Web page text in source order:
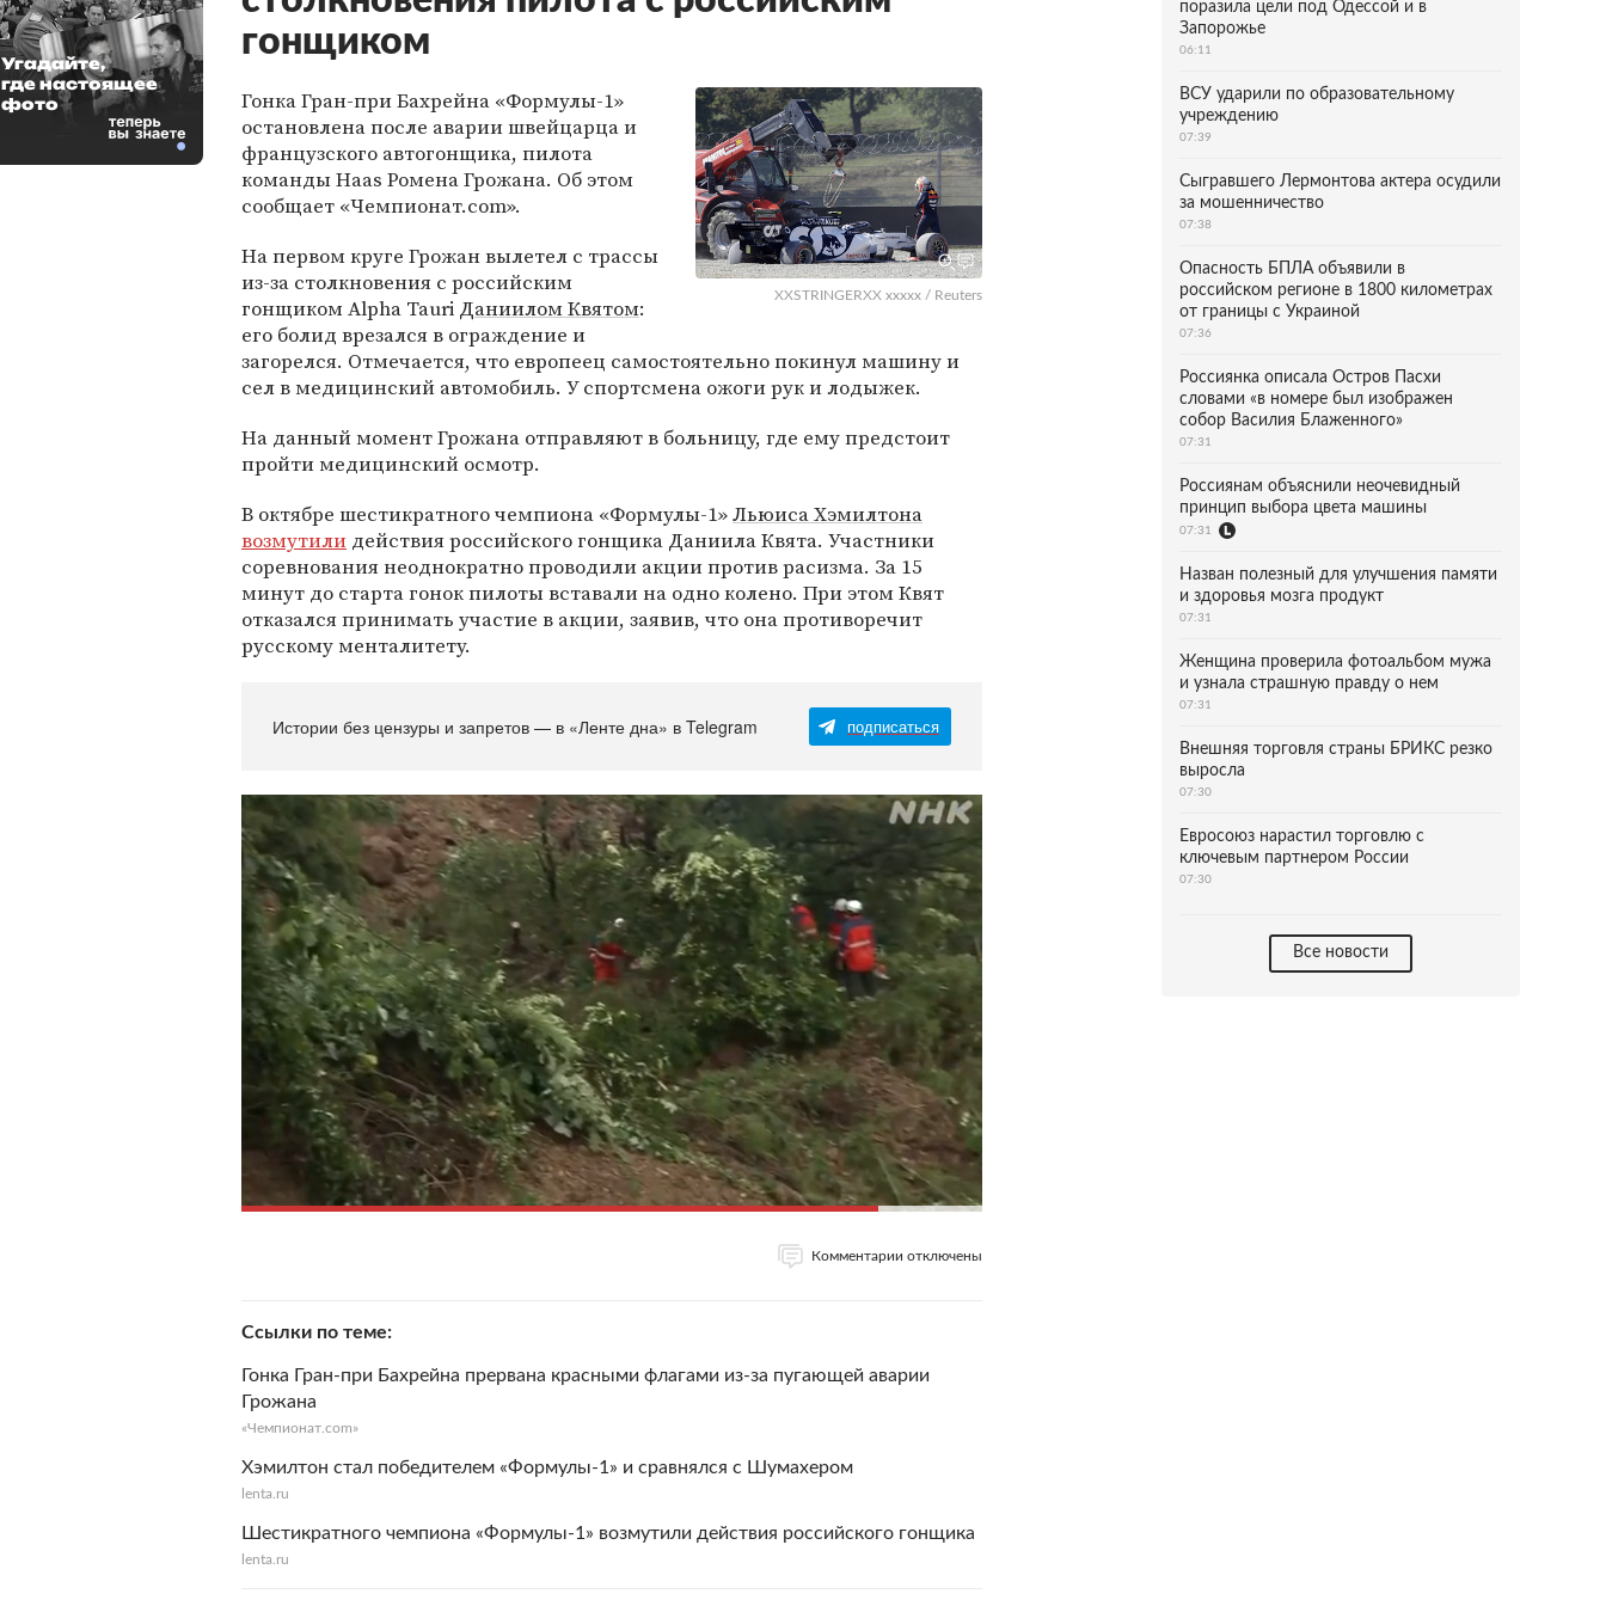
гонщиком
XXSTRINGERXX xxxxx / Reuters
Гонка Гран-при Бахрейна «Формулы-1»
остановлена после аварии швейцарца и
французского автогонщика, пилота
команды Haas Ромена Грожана. Об этом
сообщает «Чемпионат.com».
На первом круге Грожан вылетел с трассы
из-за столкновения с российским
гонщиком Alpha Tauri Даниилом Квятом:
его болид врезался в ограждение и
загорелся. Отмечается, что европеец самостоятельно покинул машину и
сел в медицинский автомобиль. У спортсмена ожоги рук и лодыжек.
На данный момент Грожана отправляют в больницу, где ему предстоит
пройти медицинский осмотр.
В октябре шестикратного чемпиона «Формулы-1»Льюиса Хэмилтона
возмутили действия российского гонщика Даниила Квята. Участники
соревнования неоднократно проводили акции против расизма. За 15
минут до старта гонок пилоты вставали на одно колено. При этом Квят
отказался принимать участие в акции, заявив, что она противоречит
русскому менталитету.
Истории без цензуры и запретов — в «Ленте дна» в Telegram подписаться
Комментарии отключены
Ссылки по теме
Гонка Гран-при Бахрейна прервана красными флагами из-за пугающей аварии
Грожана
«Чемпионат.com»
Хэмилтон стал победителем «Формулы-1» и сравнялся с Шумахером
lenta.ru
Шестикратного чемпиона «Формулы-1» возмутили действия российского гонщика
lenta.ru
Угадайте,
где настоящее
фото
поразила цели под Одессой и в
Запорожье
06:11
ВСУ ударили по образовательному
учреждению
07:39
Сыгравшего Лермонтова актера осудили
за мошенничество
07:38
Опасность БПЛА объявили в
российском регионе в 1800 километрах
от границы с Украиной
07:36
Россиянка описала Остров Пасхи
словами «в номере был изображен
собор Василия Блаженного»
07:31
Россиянам объяснили неочевидный
принцип выбора цвета машины
07:31
Назван полезный для улучшения памяти
и здоровья мозга продукт
07:31
Женщина проверила фотоальбом мужа
и узнала страшную правду о нем
07:31
Внешняя торговля страны БРИКС резко
выросла
07:30
Евросоюз нарастил торговлю с
ключевым партнером России
07:30
Все новости